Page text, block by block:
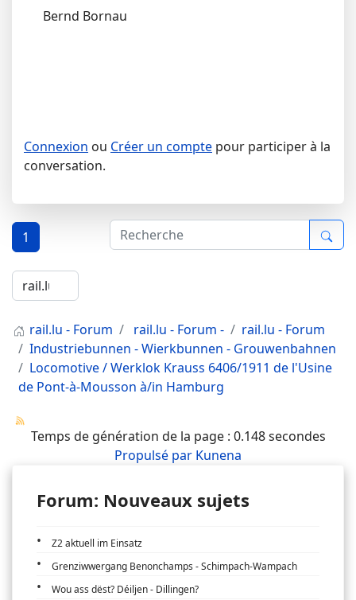
Bernd Bornau
Connexion ou Créer un compte pour participer à la
conversation.
1
rail.lu - Forum rail.lu - Forum -
rail.lu - Forum
Industriebunnen - Wierkbunnen - Grouwenbahnen
Locomotive / Werklok Krauss 6406/1911 de l'Usine
de Pont-à-Mousson à/in Hamburg
Temps de génération de la page : 0.148 secondes
Propulsé par Kunena
Forum: Nouveaux sujets
Z2 aktuell im Einsatz
Grenziwwergang Benonchamps - Schimpach-Wampach
Wou ass dëst? Déiljen - Dillingen?